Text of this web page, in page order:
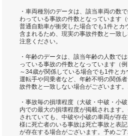
・車両種別のデータは、該当車両の数
わっている事故の件数となっています
普通自動車が衝突した場合でも1件とカ
含まれるため、現実の事故件数と一致
注意ください。
・年齢のデータは、該当年齢の人数で
っている事故の件数となっています（
～34歳が関係している場合でも1件と
運転手や同乗者など、年齢不明の関係
故件数と一致しない場合がございます。
・事故毎の損壊程度（大破・中破・小
内での最大の損壊程度が掲載されます
されていても、中破や小破の車両が存
様に死亡者のいる事故は死亡事故と表
が存在する場合がございます。予めご了